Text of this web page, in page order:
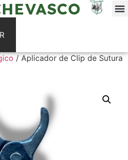
/ Aplicador de Clip de Sutura